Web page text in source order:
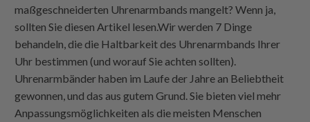
maßgeschneiderten Uhrenarmbands mangelt? Wenn ja,
sollten Sie diesen Artikel lesen.Wir werden 7 Dinge
behandeln, die die Haltbarkeit des Uhrenarmbands Ihrer
Uhr bestimmen (und worauf Sie achten sollten).
Uhrenarmbänder haben im Laufe der Jahre an Beliebtheit
gewonnen, und das aus gutem Grund. Sie bieten viel mehr
Anpassungsmöglichkeiten als die meisten Menschen